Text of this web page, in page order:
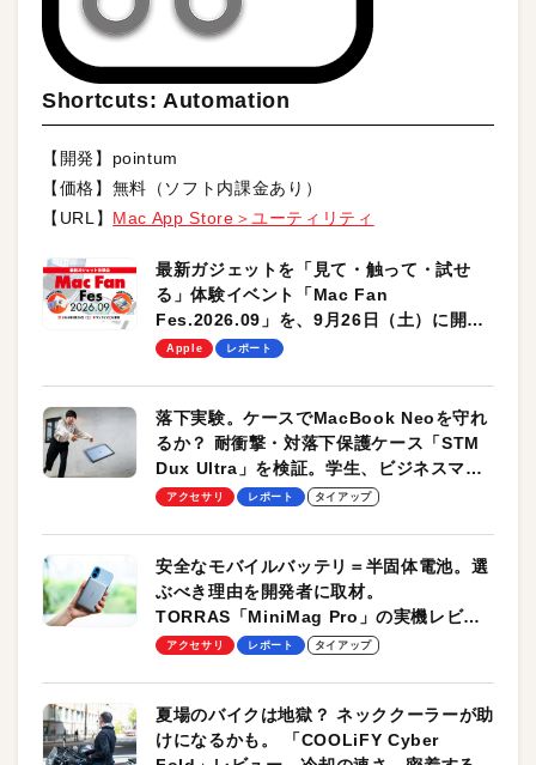
Shortcuts: Automation
【開発】pointum
【価格】無料（ソフト内課金あり）
【URL】 Mac App Store＞ユーティリティ
最新ガジェットを「見て・触って・試せ
る」体験イベント「Mac Fan
Fes.2026.09」を、9月26日（土）に開催
します！
Apple レポート
落下実験。ケースでMacBook Neoを守れ
るか？ 耐衝撃・対落下保護ケース「STM
Dux Ultra」を検証。学生、ビジネスマン
のモバイルユースに最適！
アクセサリ レポート タイアップ
安全なモバイルバッテリ＝半固体電池。選
ぶべき理由を開発者に取材。
TORRAS「MiniMag Pro」の実機レビュ
ーも
アクセサリ レポート タイアップ
夏場のバイクは地獄？ ネッククーラーが助
けになるかも。 「COOLiFY Cyber